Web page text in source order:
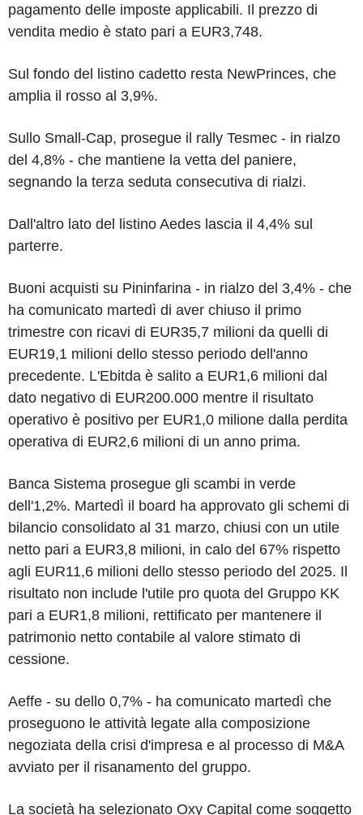
pagamento delle imposte applicabili. Il prezzo di
vendita medio è stato pari a EUR3,748.
Sul fondo del listino cadetto resta NewPrinces, che
amplia il rosso al 3,9%.
Sullo Small-Cap, prosegue il rally Tesmec - in rialzo
del 4,8% - che mantiene la vetta del paniere,
segnando la terza seduta consecutiva di rialzi.
Dall'altro lato del listino Aedes lascia il 4,4% sul
parterre.
Buoni acquisti su Pininfarina - in rialzo del 3,4% - che
ha comunicato martedì di aver chiuso il primo
trimestre con ricavi di EUR35,7 milioni da quelli di
EUR19,1 milioni dello stesso periodo dell'anno
precedente. L'Ebitda è salito a EUR1,6 milioni dal
dato negativo di EUR200.000 mentre il risultato
operativo è positivo per EUR1,0 milione dalla perdita
operativa di EUR2,6 milioni di un anno prima.
Banca Sistema prosegue gli scambi in verde
dell'1,2%. Martedì il board ha approvato gli schemi di
bilancio consolidato al 31 marzo, chiusi con un utile
netto pari a EUR3,8 milioni, in calo del 67% rispetto
agli EUR11,6 milioni dello stesso periodo del 2025. Il
risultato non include l'utile pro quota del Gruppo KK
pari a EUR1,8 milioni, rettificato per mantenere il
patrimonio netto contabile al valore stimato di
cessione.
Aeffe - su dello 0,7% - ha comunicato martedì che
proseguono le attività legate alla composizione
negoziata della crisi d'impresa e al processo di M&A
avviato per il risanamento del gruppo.
La società ha selezionato Oxy Capital come soggetto